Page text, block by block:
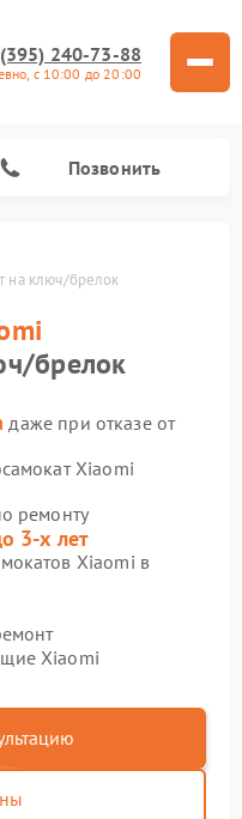
240-73-88
с 10:00 до 20:00
Позвонить
на ключ/брелок
брелок
даже при отказе от
Xiaomi
ремонту
3-х лет
Xiaomi в
Xiaomi